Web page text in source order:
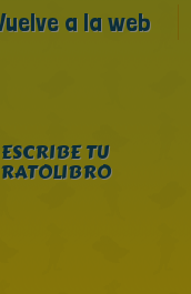
a la web
ESCRIBE TU
RATOLIBRO